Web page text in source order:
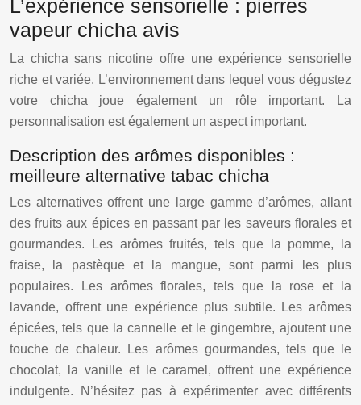
L’expérience sensorielle : pierres
vapeur chicha avis
La chicha sans nicotine offre une expérience sensorielle
riche et variée. L’environnement dans lequel vous dégustez
votre chicha joue également un rôle important. La
personnalisation est également un aspect important.
Description des arômes disponibles :
meilleure alternative tabac chicha
Les alternatives offrent une large gamme d’arômes, allant
des fruits aux épices en passant par les saveurs florales et
gourmandes. Les arômes fruités, tels que la pomme, la
fraise, la pastèque et la mangue, sont parmi les plus
populaires. Les arômes florales, tels que la rose et la
lavande, offrent une expérience plus subtile. Les arômes
épicées, tels que la cannelle et le gingembre, ajoutent une
touche de chaleur. Les arômes gourmandes, tels que le
chocolat, la vanille et le caramel, offrent une expérience
indulgente. N’hésitez pas à expérimenter avec différents